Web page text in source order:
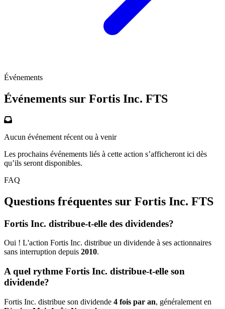
Événements
Événements sur Fortis Inc. FTS
Aucun événement récent ou à venir
Les prochains événements liés à cette action s’afficheront ici dès
qu’ils seront disponibles.
FAQ
Questions fréquentes sur Fortis Inc. FTS
Fortis Inc. distribue-t-elle des dividendes?
Oui ! L'action Fortis Inc. distribue un dividende à ses actionnaires
sans interruption depuis 2010.
A quel rythme Fortis Inc. distribue-t-elle son
dividende?
Fortis Inc. distribue son dividende 4 fois par an, généralement en